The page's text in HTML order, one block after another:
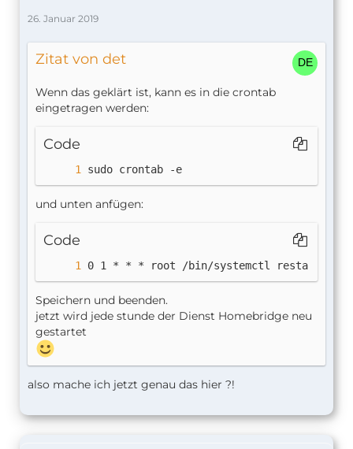
26. Januar 2019
Zitat von det
Wenn das geklärt ist, kann es in die crontab
eingetragen werden:
Code
sudo crontab -e
und unten anfügen:
Code
0 1 * * * root /bin/systemctl restart
Speichern und beenden.
jetzt wird jede stunde der Dienst Homebridge neu
gestartet
also mache ich jetzt genau das hier ?!